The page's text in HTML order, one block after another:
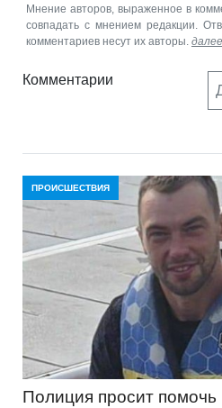
Мнение авторов, выраженное в
совпадать с мнением редакции.
комментариев несут их авторы. далее
Комментарии
ПРОИСШЕСТВИЯ
Полиция просит